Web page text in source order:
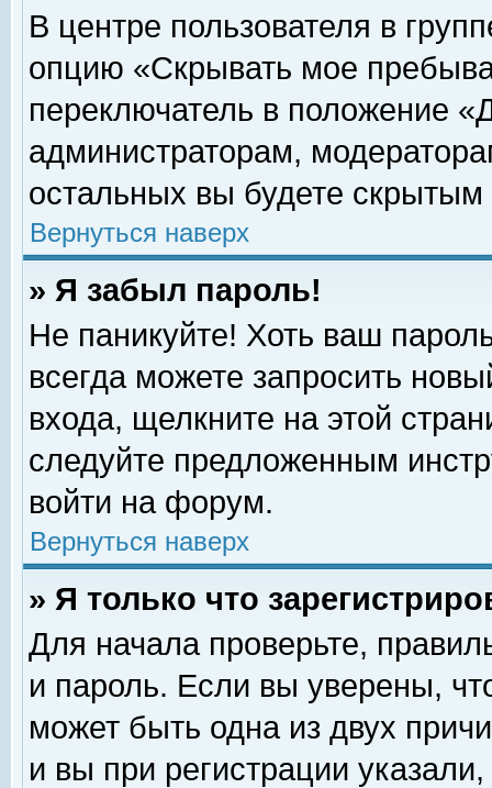
В центре пользователя в
опцию «Скрывать мое
переключатель в положение
администраторам,
остальных вы будете скрытым
Вернуться наверх
» Я забыл пароль!
Не паникуйте! Хоть ваш
всегда можете запросить
входа, щелкните на этой
следуйте предложенным
войти на форум.
Вернуться наверх
» Я только что
Для начала проверьте,
и пароль. Если вы уверены,
может быть одна из двух
и вы при регистрации